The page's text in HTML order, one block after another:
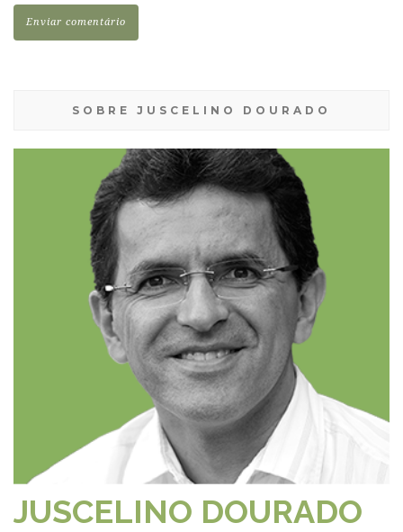
SOBRE JUSCELINO DOURADO
JUSCELINO DOURADO